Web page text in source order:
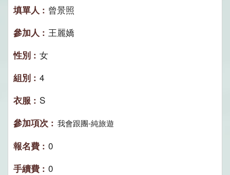
曾景照
王麗嬌
女
4
S
我會跟團-純旅遊
0
0